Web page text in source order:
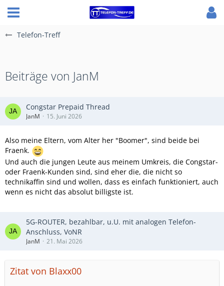
Telefon-Treff
Beiträge von JanM
Congstar Prepaid Thread
JanM 15. Juni 2026
Also meine Eltern, vom Alter her "Boomer", sind beide bei
Fraenk.
Und auch die jungen Leute aus meinem Umkreis, die Congstar-
oder Fraenk-Kunden sind, sind eher die, die nicht so
technikaffin sind und wollen, dass es einfach funktioniert, auch
wenn es nicht das absolut billigste ist.
5G-ROUTER, bezahlbar, u.U. mit analogen Telefon-
Anschluss, VoNR
JanM 21. Mai 2026
Zitat von Blaxx00